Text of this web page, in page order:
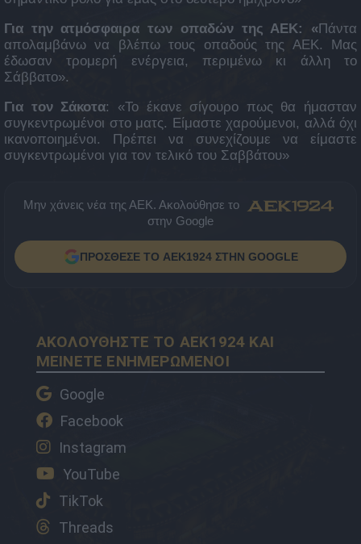
Για την ατμόσφαιρα των οπαδών της ΑΕΚ: «Πάντα
απολαμβάνω να βλέπω τους οπαδούς της ΑΕΚ. Μας
έδωσαν τρομερή ενέργεια, περιμένω κι άλλη το
Σάββατο».
Για τον Σάκοτα: «Το έκανε σίγουρο πως θα ήμασταν
συγκεντρωμένοι στο ματς. Είμαστε χαρούμενοι, αλλά όχι
ικανοποιημένοι. Πρέπει να συνεχίζουμε να είμαστε
συγκεντρωμένοι για τον τελικό του Σαββάτου»
Μην χάνεις νέα της ΑΕΚ. Ακολούθησε το
στην Google
ΠΡΟΣΘΕΣΕ ΤΟ AEK1924 ΣΤΗΝ GOOGLE
ΑΚΟΛΟΥΘΗΣΤΕ ΤΟ AEK1924 ΚΑΙ
ΜΕΙΝΕΤΕ ΕΝΗΜΕΡΩΜΕΝΟΙ
Google
Facebook
Instagram
YouTube
TikTok
Threads